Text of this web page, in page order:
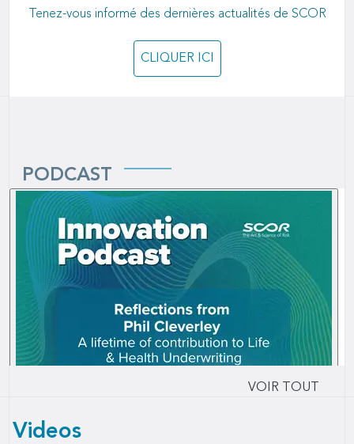
Tenez-vous informé des dernières actualités de SCOR
CLIQUER ICI
PODCAST
VOIR TOUT
Videos